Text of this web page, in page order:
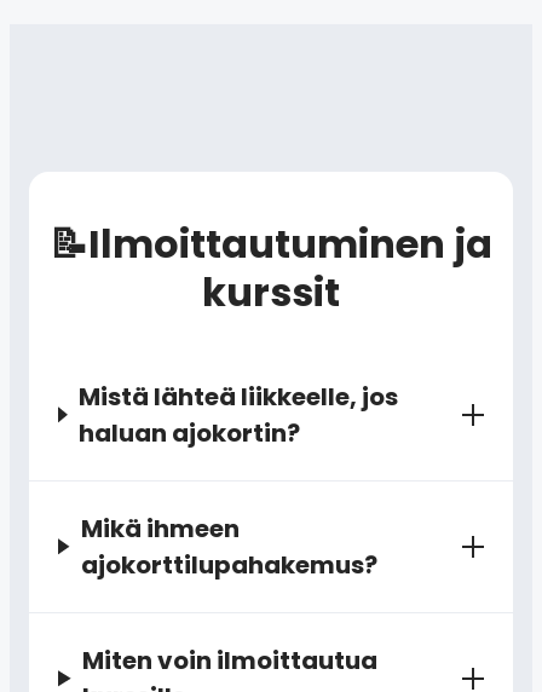
📝Ilmoittautuminen ja
kurssit
Mistä lähteä liikkeelle, jos
haluan ajokortin?
Mikä ihmeen
ajokorttilupahakemus?
Miten voin ilmoittautua